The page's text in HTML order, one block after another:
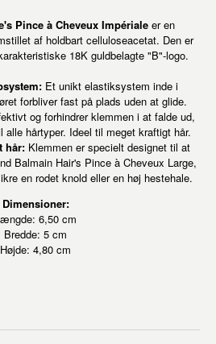
Pince à Cheveux Impérialeer en
af holdbart celluloseacetat. Den er
18K guldbelagte "B"-logo.
Et unikt elastiksystem inde i
forbliver fast på plads uden at glide.
og forhindrer klemmen i at falde ud,
alle hårtyper. Ideel til meget kraftigt hår.
hår: Klemmen er specielt designet til at
Balmain Hair's Pince à Cheveux Large,
en rodet knold eller en høj hestehale.
Dimensioner:
6,50 cm
Bredde: 5 cm
Højde: 4,80 cm